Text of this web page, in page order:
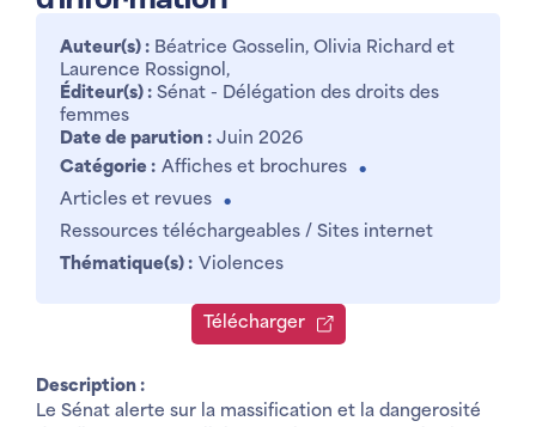
Auteur(s) : Béatrice Gosselin, Olivia Richard et
Laurence Rossignol,
Éditeur(s) : Sénat - Délégation des droits des
femmes
Date de parution : Juin 2026
Catégorie : Affiches et brochures ●
Articles et revues ●
Ressources téléchargeables / Sites internet
Thématique(s) : Violences
Télécharger
Description :
Le Sénat alerte sur la massification et la dangerosité